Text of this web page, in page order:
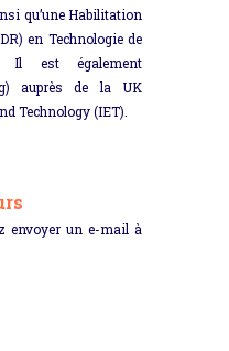
qu’une Habilitation
en Technologie de
Il est également
auprès de la UK
Technology (IET).
envoyer un e-mail à